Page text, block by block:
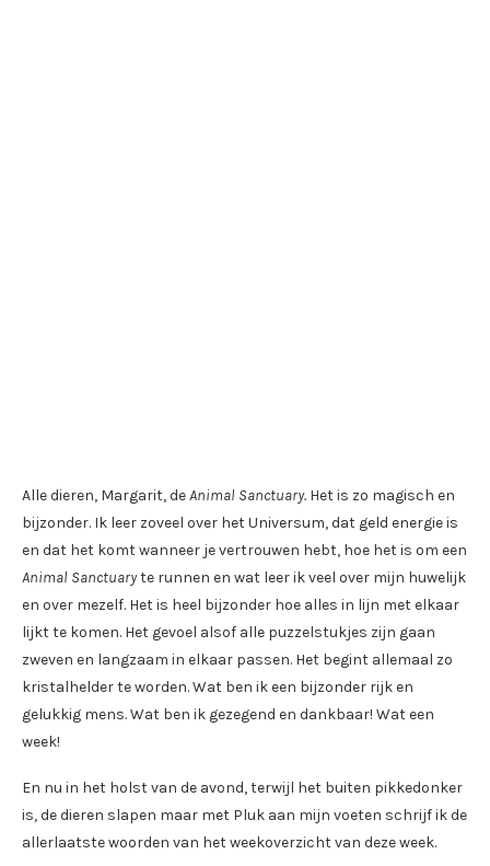
Alle dieren, Margarit, deAnimal Sanctuary. Het is zo magisch en
bijzonder. Ik leer zoveel over het Universum, dat geld energie is
en dat het komt wanneer je vertrouwen hebt, hoe het is om een
Animal Sanctuaryte runnen en wat leer ik veel over mijn huwelijk
en over mezelf. Het is heel bijzonder hoe alles in lijn met elkaar
lijkt te komen. Het gevoel alsof alle puzzelstukjes zijn gaan
zweven en langzaam in elkaar passen. Het begint allemaal zo
kristalhelder te worden. Wat ben ik een bijzonder rijk en
gelukkig mens. Wat ben ik gezegend en dankbaar! Wat een
week!
En nu in het holst van de avond, terwijl het buiten pikkedonker
is, de dieren slapen maar met Pluk aan mijn voeten schrijf ik de
allerlaatste woorden van het weekoverzicht van deze week.